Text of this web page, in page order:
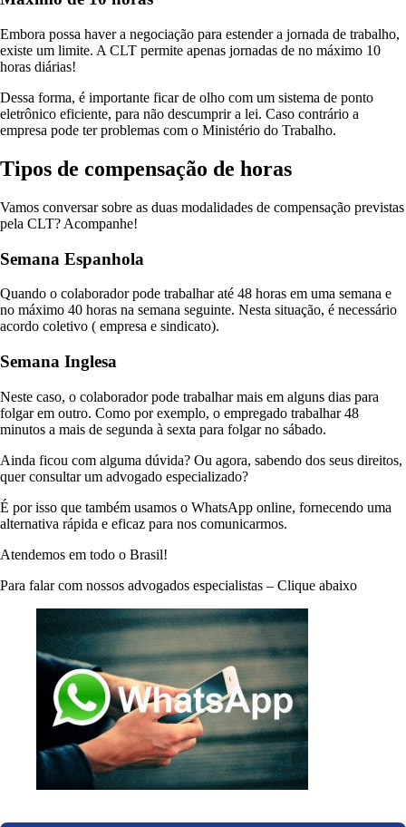
Embora possa haver a negociação para estender a jornada de trabalho,
existe um limite. A CLT permite apenas jornadas de no máximo 10
horas diárias!
Dessa forma, é importante ficar de olho com um sistema de ponto
eletrônico eficiente, para não descumprir a lei. Caso contrário a
empresa pode ter problemas com o Ministério do Trabalho.
Tipos de compensação de horas
Vamos conversar sobre as duas modalidades de compensação previstas
pela CLT? Acompanhe!
Semana Espanhola
Quando o colaborador pode trabalhar até 48 horas em uma semana e
no máximo 40 horas na semana seguinte. Nesta situação, é necessário
acordo coletivo ( empresa e sindicato).
Semana Inglesa
Neste caso, o colaborador pode trabalhar mais em alguns dias para
folgar em outro. Como por exemplo, o empregado trabalhar 48
minutos a mais de segunda à sexta para folgar no sábado.
Ainda ficou com alguma dúvida? Ou agora, sabendo dos seus direitos,
quer consultar um advogado especializado?
É por isso que também usamos o WhatsApp online, fornecendo uma
alternativa rápida e eficaz para nos comunicarmos.
Atendemos em todo o Brasil!
Para falar com nossos advogados especialistas – Clique abaixo